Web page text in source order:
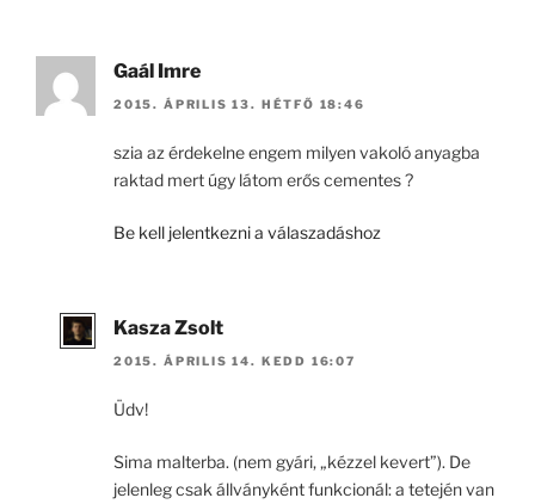
Gaál Imre
2015. ÁPRILIS 13. HÉTFŐ 18:46
szia az érdekelne engem milyen vakoló anyagba
raktad mert úgy látom erős cementes ?
Be kell jelentkezni a válaszadáshoz
Kasza Zsolt
2015. ÁPRILIS 14. KEDD 16:07
Üdv!
Sima malterba. (nem gyári, „kézzel kevert”). De
jelenleg csak állványként funkcionál: a tetején van